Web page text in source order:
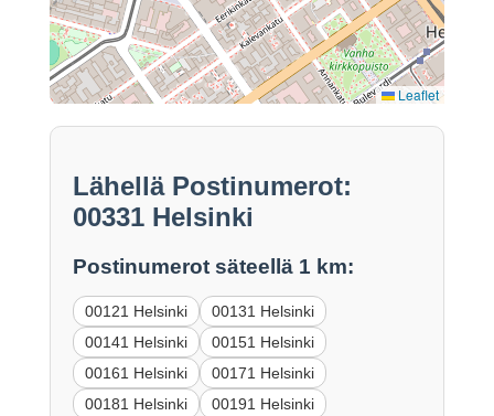
Leaflet
Lähellä Postinumerot:
00331 Helsinki
Postinumerot säteellä 1 km:
00121 Helsinki
00131 Helsinki
00141 Helsinki
00151 Helsinki
00161 Helsinki
00171 Helsinki
00181 Helsinki
00191 Helsinki